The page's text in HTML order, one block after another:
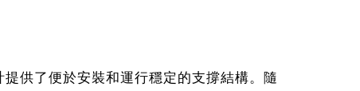
供了便於安裝和運行穩定的支撐結構。隨